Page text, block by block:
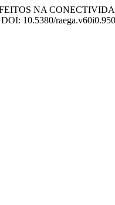
NA
10.5380/